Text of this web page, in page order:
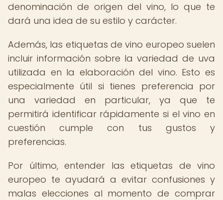
denominación de origen del vino, lo que te
dará una idea de su estilo y carácter.
Además, las etiquetas de vino europeo suelen
incluir información sobre la variedad de uva
utilizada en la elaboración del vino. Esto es
especialmente útil si tienes preferencia por
una variedad en particular, ya que te
permitirá identificar rápidamente si el vino en
cuestión cumple con tus gustos y
preferencias.
Por último, entender las etiquetas de vino
europeo te ayudará a evitar confusiones y
malas elecciones al momento de comprar